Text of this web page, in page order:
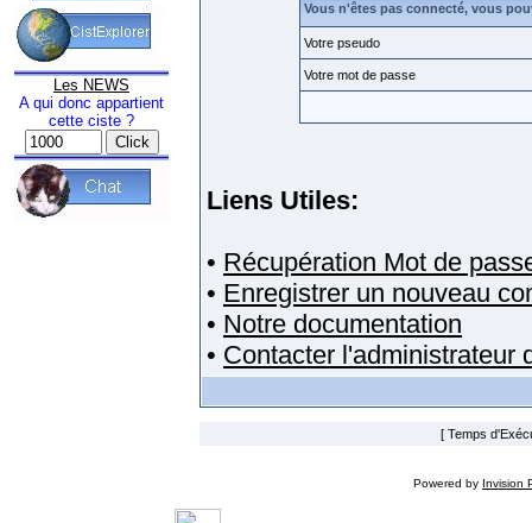
Les NEWS
A qui donc appartient
cette ciste ?
Vous n'êtes pas connecté, vous
Votre pseudo
Votre mot de passe
Liens Utiles:
• Récupération Mot de
• Enregistrer un nouveau
• Notre documentation
• Contacter l'administrateur
[ Temps
Powered by Invision